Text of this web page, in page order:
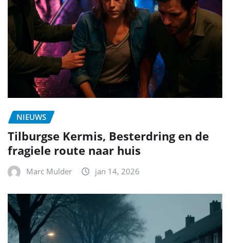
NIEUWS
Tilburgse Kermis, Besterdring en de
fragiele route naar huis
Marc Mulder jan 14, 2026